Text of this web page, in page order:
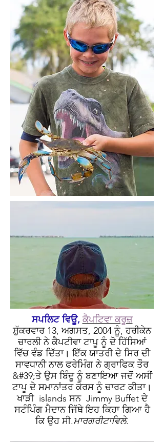
ਸਪਲਿਟ ਵਿਊ, ਕੈਪਟਿਵਾ ਕਰੂਜ਼
ਸ਼ੁੱਕਰਵਾਰ 13, ਅਗਸਤ, 2004 ਨੂੰ, ਹਰੀਕੇਨ
ਚਾਰਲੀ ਨੇ ਕੈਪਟੀਵਾ ਟਾਪੂ ਨੂੰ ਦੋ ਹਿੱਸਿਆਂ
ਵਿੱਚ ਵੰਡ ਦਿੱਤਾ। ਇੱਕ ਯਾਤਰੀ ਦੇ ਸਿਰ ਦੀ
ਸਾਵਧਾਨੀ ਨਾਲ ਫਰੇਮਿੰਗ ਨੇ ਗ੍ਰਾਫਿਕ ਤੌਰ
&#39;ਤੇ ਉਸ ਬਿੰਦੂ ਨੂੰ ਬਣਾਇਆ ਜਦੋਂ ਅਸੀਂ
ਟਾਪੂ ਦੇ ਸਮਾਨਾਂਤਰ ਕੋਰਸ ਨੂੰ ਚਾਰਟ ਕੀਤਾ।
ਖਾੜੀ islands ਸਨ Jimmy Buffet ਦੇ
ਸਟੰਪਿੰਗ ਮੈਦਾਨ ਜਿੱਥੇ ਇਹ ਕਿਹਾ ਗਿਆ ਹੈ
ਕਿ ਉਹ ਸੀ.ਮਾਰਗਰੀਟਾਵਿਲੇ.